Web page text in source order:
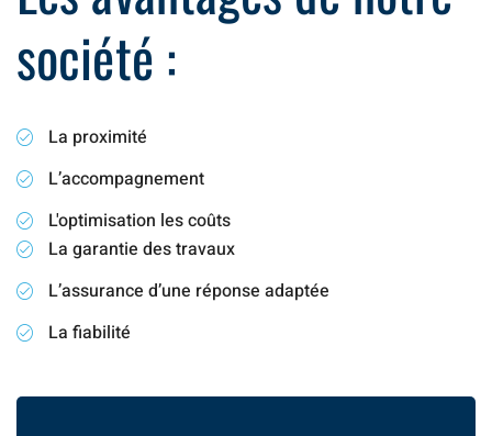
société :
La proximité
L’accompagnement
L'optimisation les coûts
La garantie des travaux
L’assurance d’une réponse adaptée
La fiabilité